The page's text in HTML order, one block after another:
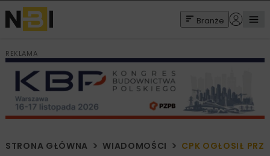
Branże
REKLAMA
STRONA GŁÓWNA WIADOMOŚCI CPK OGŁOSIŁ